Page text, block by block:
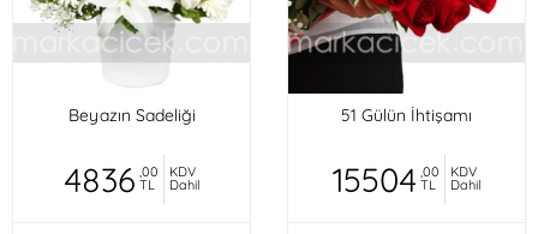
Beyazın Sadeliği
4836 ,00
TL
KDV
Dahil
51 Gülün İhtişamı
15504 ,00
TL
KDV
Dahil